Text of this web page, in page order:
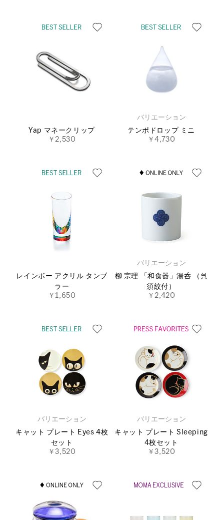
Yap マネークリップ
￥2,530
バリエーション
テンポドロップ ミニ
￥4,730
レインボー アクリル タンブ
ラー
￥1,650
バリエーション
柳 宗理 「和食器」湯呑 （呉
須紋付）
￥2,420
バリエーション
キャット プレート Eyes 4枚
セット
￥3,520
バリエーション
キャット プレート Sleeping
4枚セット
￥3,520